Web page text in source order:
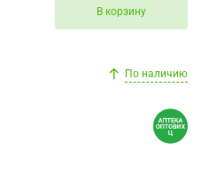
В корзину
По наличию